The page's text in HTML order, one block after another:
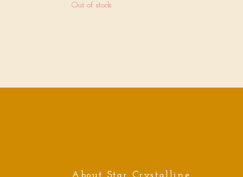
Out of stock